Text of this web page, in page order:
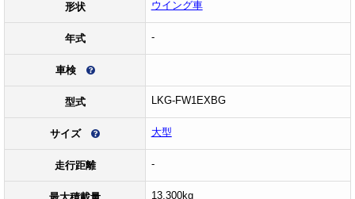
形状 ウイング車
年式 -
車検
型式 LKG-FW1EXBG
サイズ 大型
走行距離 -
13,300kg